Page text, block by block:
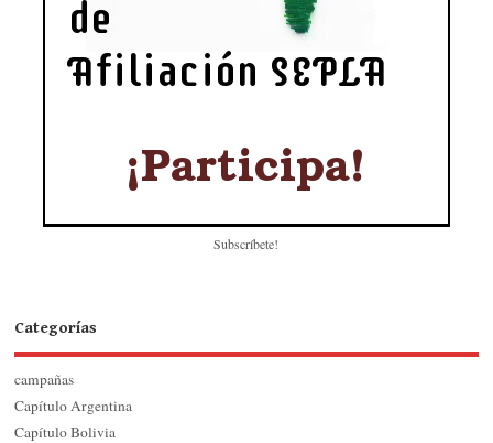
Subscríbete!
Categorías
campañas
Capítulo Argentina
Capítulo Bolivia